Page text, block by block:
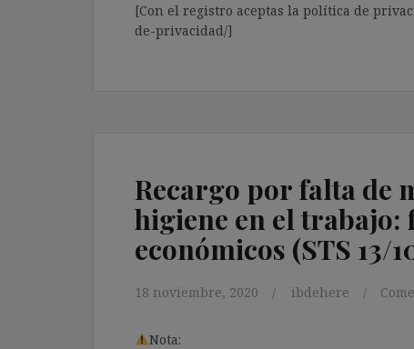
[Con el registro aceptas la política de
de-privacidad/]
Recargo por falta de
higiene en el trabajo:
económicos (STS 13/
18 noviembre, 2020 ibdehere
Nota: